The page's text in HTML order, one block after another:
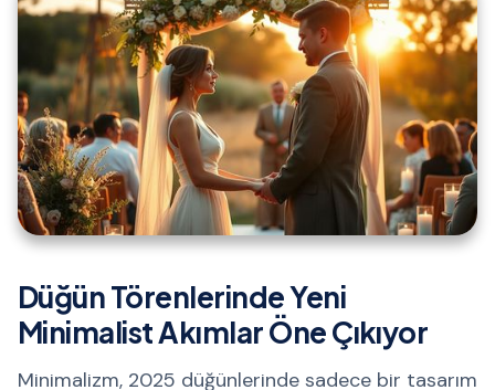
Düğün Törenlerinde Yeni
Minimalist Akımlar Öne Çıkıyor
Minimalizm, 2025 düğünlerinde sadece bir tasarım